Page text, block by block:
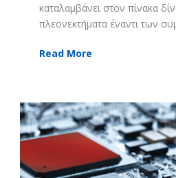
καταλαμβάνει στον πίνακα
πλεονεκτήματα έναντι των
Read More